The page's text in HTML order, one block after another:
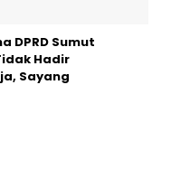
DPRD Sumut
Hadir
Sayang